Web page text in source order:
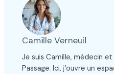
Camille Verneuil
Je suis Camille, médecin
Passage. Ici, j’ouvre un